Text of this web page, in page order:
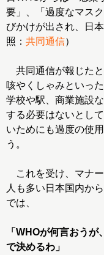
要」、「過度なマス
びかけが出され、日
照： 共同通信）
共同通信が報じたと
咳やくしゃみといっ
学校や駅、商業施設
する必要はないとし
いためにも過度の使
う。
これを受け、マナ
人も多い日本国内か
では、
「WHOが何言おう
で決めるわ」